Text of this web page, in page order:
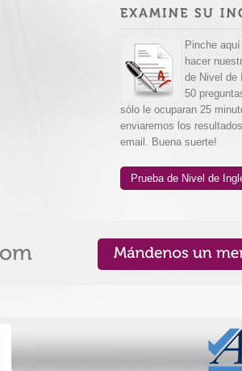
Pinche
hacer
de Nivel de
50
sólo le ocuparan 25
enviaremos los
email. Buena suerte!
Prueba de Nivel de